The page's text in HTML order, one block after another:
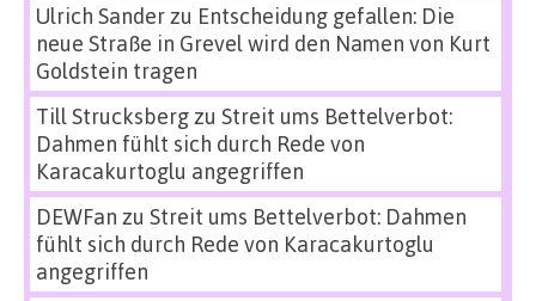
Ulrich Sanderzu Entscheidung gefallen: Die
neue Straße in Grevel wird den Namen von Kurt
Goldstein tragen
Till Strucksbergzu Streit ums Bettelverbot:
Dahmen fühlt sich durch Rede von
Karacakurtoglu angegriffen
DEWFan zu Streit ums Bettelverbot: Dahmen
fühlt sich durch Rede von Karacakurtoglu
angegriffen